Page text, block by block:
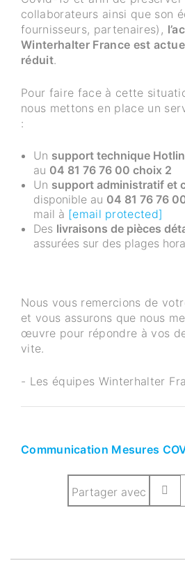
collaborateurs ainsi que son
fournisseurs, partenaires),
Winterhalter France est
réduit.
Pour faire face à cette
nous mettons en place un
:
Un support technique
au 04 81 76 76 00 choix 2
Un support administratif et
disponible au 04 81 76 76
mail à [email protected]
Des livraisons de pièces
assurées sur des plages
Nous vous remercions de
et vous assurons que nous
œuvre pour répondre à vos
vite.
- Les équipes Winterhalter
Communication Mesures
Partager avec